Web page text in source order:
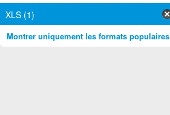
XLS (1)
Montrer uniquement les formats populaires